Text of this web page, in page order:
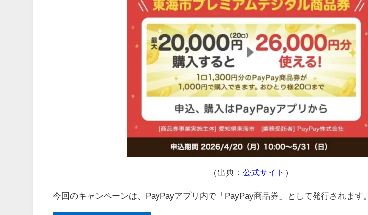
（出典： 公式サイト ）
今回のキャンペーンは、PayPayアプリ内で「PayPay商品券」として発行されます。